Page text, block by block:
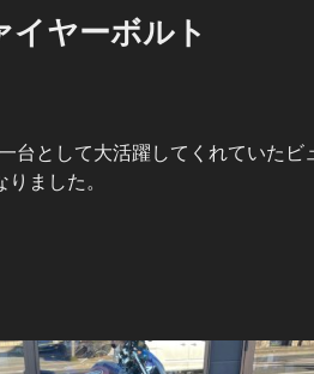
ヤーボルト
台として大活躍してくれていたビ
ました。